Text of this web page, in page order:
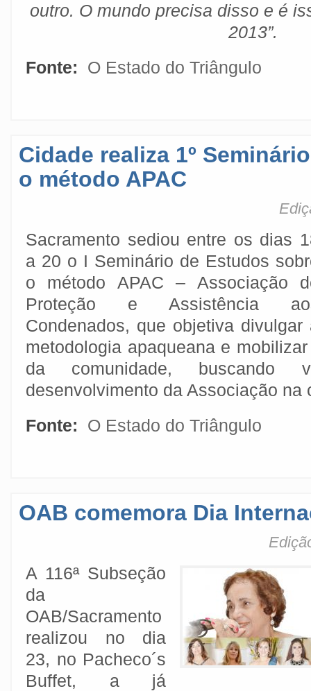
outro. O mundo precisa disso e é
2013”.
Fonte:
O Estado do Triângulo
Cidade realiza 1º
o método APAC
Sacramento sediou entre os dias
a 20 o I Seminário de Estudos
o método APAC – Associação
Proteção e Assistência
Condenados, que objetiva divulgar
metodologia apaqueana e
da comunidade, buscando
desenvolvimento da Associação na
Fonte:
O Estado do Triângulo
OAB comemora Dia
A 116ª Subseção
da
OAB/Sacramento
realizou no dia
23, no Pacheco´s
Buffet, a já